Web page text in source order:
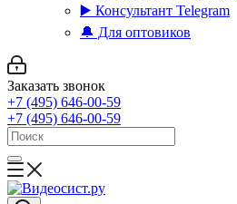
▶️ Консультант Telegram
🔔 Для оптовиков
Заказать звонок
+7 (495) 646-00-59
+7 (495) 646-00-59